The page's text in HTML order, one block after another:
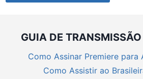
GUIA DE
Como Assinar Premiere para
Como Assistir ao